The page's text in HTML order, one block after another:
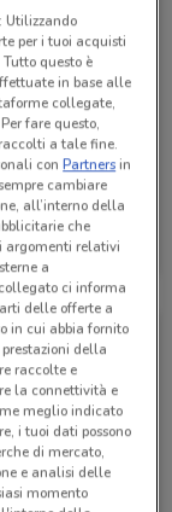
285 m
Utilizzando
per i tuoi acquisti
questo è
in base alle
collegate,
fare questo,
a tale fine.
conPartnersin
cambiare
all’interno della
che
argomenti relativi
a
ci informa
delle offerte a
in cui abbia fornito
della
raccolte e
la connettività e
meglio indicato
i tuoi dati possono
di mercato,
e analisi delle
momento